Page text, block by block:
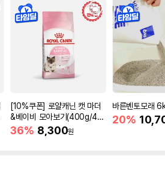
[10%쿠폰] 로얄캐닌 캣 마더
&베이비 모아보기(400g/4/1
0kg)
36% 8,300원
바른벤토모래
20%